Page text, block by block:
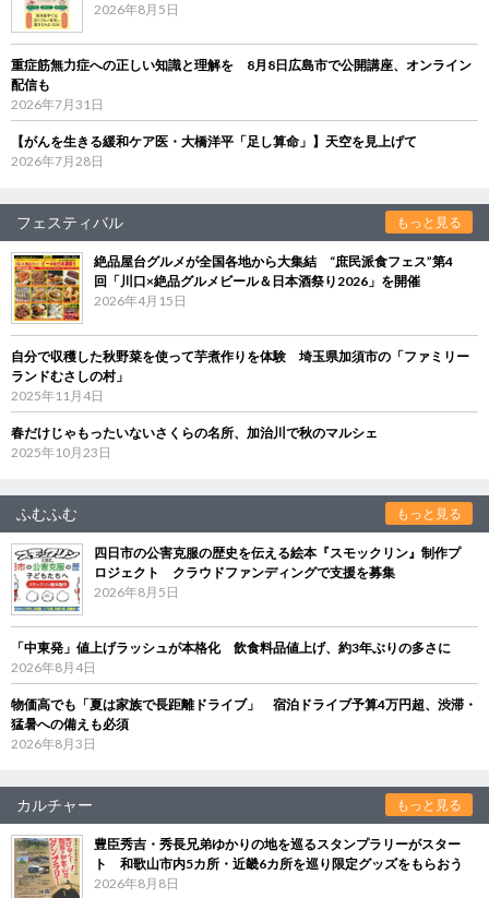
2026年8月5日
重症筋無力症への正しい知識と理解を 8月8日広島市で公開講座、オンライン
配信も
2026年7月31日
【がんを生きる緩和ケア医・大橋洋平「足し算命」】天空を見上げて
2026年7月28日
フェスティバル もっと見る
絶品屋台グルメが全国各地から大集結 “庶民派食フェス”第4
回「川口×絶品グルメビール＆日本酒祭り2026」を開催
2026年4月15日
自分で収穫した秋野菜を使って芋煮作りを体験 埼玉県加須市の「ファミリー
ランドむさしの村」
2025年11月4日
春だけじゃもったいないさくらの名所、加治川で秋のマルシェ
2025年10月23日
ふむふむ もっと見る
四日市の公害克服の歴史を伝える絵本『スモックリン』制作プ
ロジェクト クラウドファンディングで支援を募集
2026年8月5日
「中東発」値上げラッシュが本格化 飲食料品値上げ、約3年ぶりの多さに
2026年8月4日
物価高でも「夏は家族で長距離ドライブ」 宿泊ドライブ予算4万円超、渋滞・
猛暑への備えも必須
2026年8月3日
カルチャー もっと見る
豊臣秀吉・秀長兄弟ゆかりの地を巡るスタンプラリーがスター
ト 和歌山市内5カ所・近畿6カ所を巡り限定グッズをもらおう
2026年8月8日